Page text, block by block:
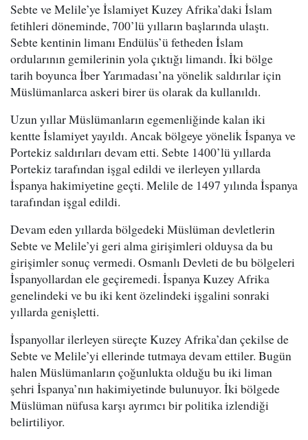
Sebte ve Melile’ye İslamiyet Kuzey Afrika’daki İslam
fetihleri döneminde, 700’lü yılların başlarında ulaştı.
Sebte kentinin limanı Endülüs’ü fetheden İslam
ordularının gemilerinin yola çıktığı limandı. İki bölge
tarih boyunca İber Yarımadası’na yönelik saldırılar için
Müslümanlarca askeri birer üs olarak da kullanıldı.
Uzun yıllar Müslümanların egemenliğinde kalan iki
kentte İslamiyet yayıldı. Ancak bölgeye yönelik İspanya ve
Portekiz saldırıları devam etti. Sebte 1400’lü yıllarda
Portekiz tarafından işgal edildi ve ilerleyen yıllarda
İspanya hakimiyetine geçti. Melile de 1497 yılında İspanya
tarafından işgal edildi.
Devam eden yıllarda bölgedeki Müslüman devletlerin
Sebte ve Melile’yi geri alma girişimleri olduysa da bu
girişimler sonuç vermedi. Osmanlı Devleti de bu bölgeleri
İspanyollardan ele geçiremedi. İspanya Kuzey Afrika
genelindeki ve bu iki kent özelindeki işgalini sonraki
yıllarda genişletti.
İspanyollar ilerleyen süreçte Kuzey Afrika’dan çekilse de
Sebte ve Melile’yi ellerinde tutmaya devam ettiler. Bugün
halen Müslümanların çoğunlukta olduğu bu iki liman
şehri İspanya’nın hakimiyetinde bulunuyor. İki bölgede
Müslüman nüfusa karşı ayrımcı bir politika izlendiği
belirtiliyor.